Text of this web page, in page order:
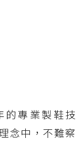
的專業製鞋技
念中，不難察